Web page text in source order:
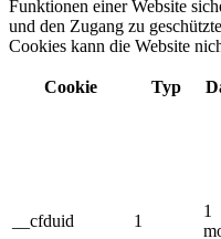
Funktionen einer Website
und den Zugang zu
Cookies kann die Website
Cookie Typ
__cfduid 1
1